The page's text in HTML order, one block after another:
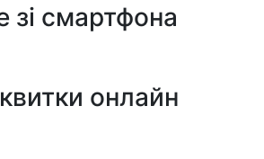
зі смартфона
онлайн